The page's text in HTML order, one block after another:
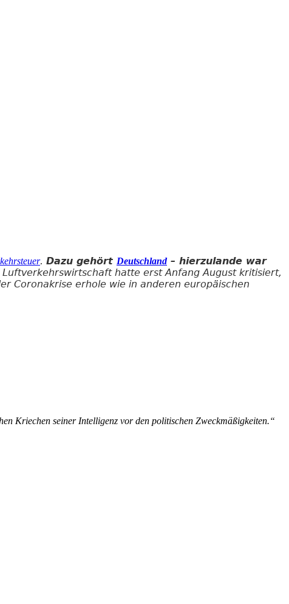
. Dazu gehört Deutschland– hierzulande war
hatte erst Anfang August kritisiert,
Coronakrise erhole wie in anderen europäischen
Kriechen seiner Intelligenz vor den politischen Zweckmäßigkeiten.“